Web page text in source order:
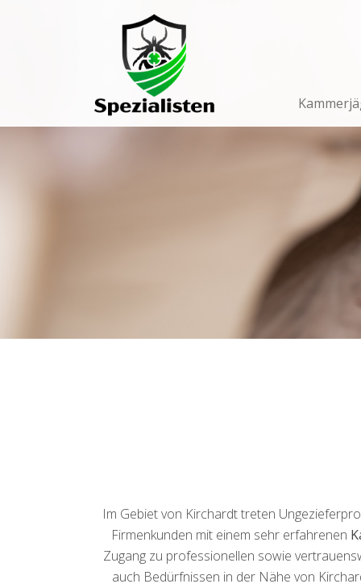
Navigation
Im Gebiet von Kirchardt treten
Firmenkunden mit einem sehr erfahrenen
Zugang zu professionellen sowie
auch Bedürfnissen in der Nähe von